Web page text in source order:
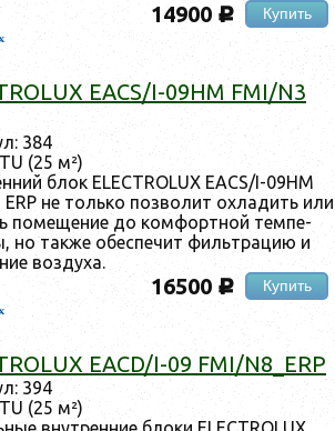
14900 c Купить
EACS/I-09HM FMI/N3
384
(25 м²)
блок ELECTROLUX EACS/I-09HM
ERP не толь­ко поз­во­лит ох­ла­дить или
по­меще­ние до ком­фор­тной тем­пе­
но так­же обес­пе­чит филь­тра­цию и
воз­ду­ха.
16500 c Купить
EACD/I-09 FMI/N8_ERP
394
(25 м²)